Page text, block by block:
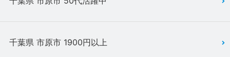
千葉県 市原市 1900円以上